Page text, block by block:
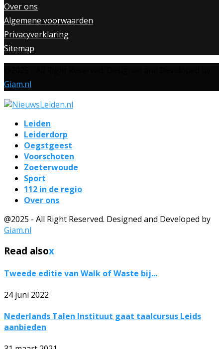
Over ons
Algemene voorwaarden
Privacyverklaring
Sitemap
Giam.nl
Leiden
Leiderdorp
Oegstgeest
Voorschoten
Zoeterwoude
Sport
112 in de regio
Over ons
@2025 - All Right Reserved. Designed and Developed by
Giam.nl
Read alsox
Tweede editie van Walk of Waste bij...
24 juni 2022
Nederlands Talen Instituut gaat taalcursus Leids
aanbieden